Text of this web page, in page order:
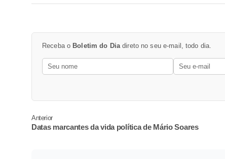
Receba o Boletim do Diadireto no seu e-mail, todo dia.
Anterior
Datas marcantes da vida política de Mário Soares